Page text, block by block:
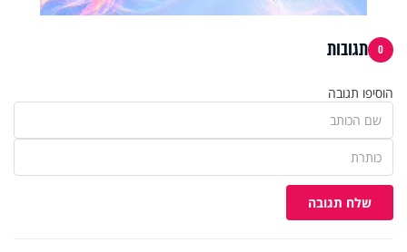
0 תגובות
הוסיפו תגובה
שלח תגובה